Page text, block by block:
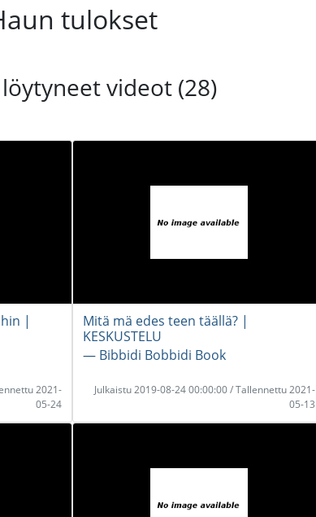
tulokset
videot (28)
|
2021-
05-24
Mitä mä edes teen täällä? |
KESKUSTELU
― Bibbidi Bobbidi Book
Julkaistu 2019-08-24 00:00:00 / Tallennettu 2021-
05-13